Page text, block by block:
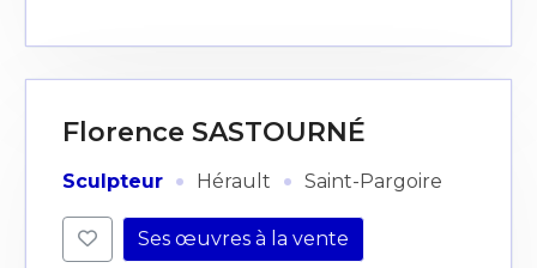
Florence SASTOURNÉ
Sculpteur · Hérault · Saint-Pargoire
Ses œuvres à la vente